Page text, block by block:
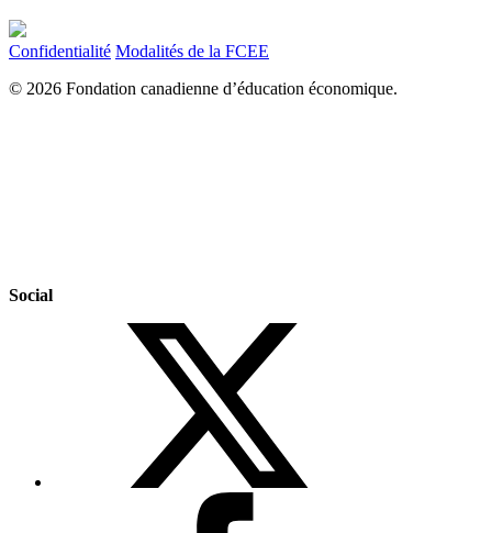
Confidentialité Modalités de la FCEE
© 2026 Fondation canadienne d’éducation économique.
Social